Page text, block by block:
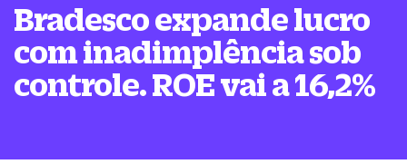
Bradesco expande lucro
com inadimplência sob
controle. ROE vai a 16,2%